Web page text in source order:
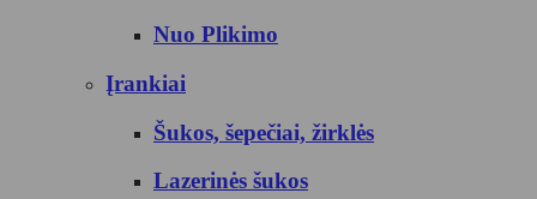
Nuo Plikimo
Įrankiai
Šukos, šepečiai, žirklės
Lazerinės šukos